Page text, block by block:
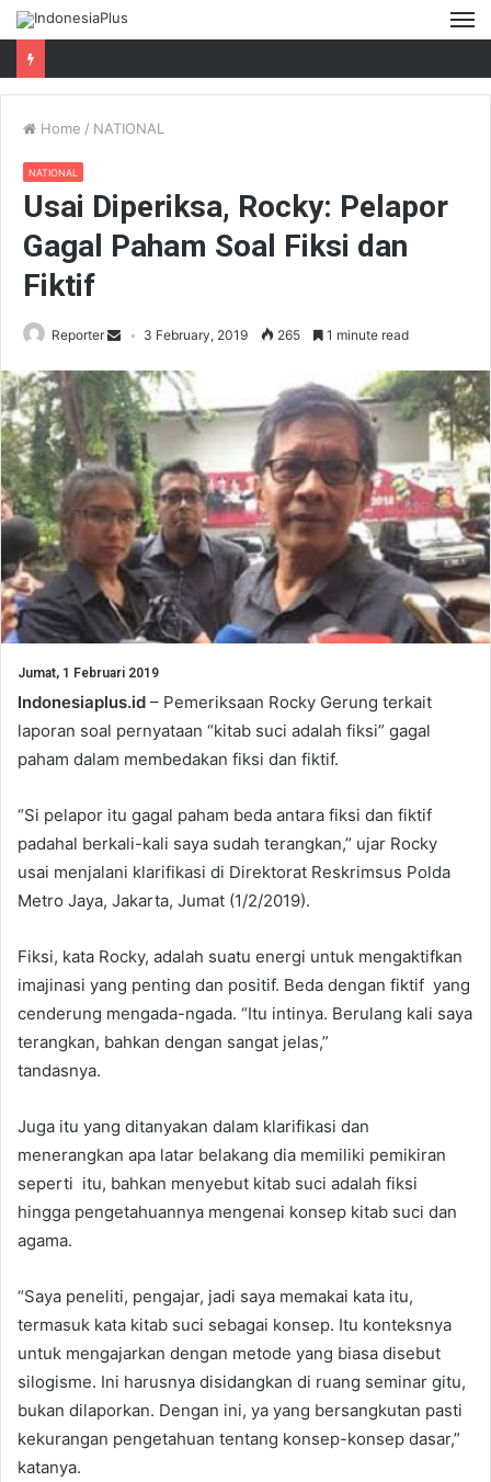
Home / NATIONAL
NATIONAL
Usai Diperiksa, Rocky: Pelapor
Gagal Paham Soal Fiksi dan
Fiktif
Reporter 3 February, 2019 265 1 minute read
Jumat, 1 Februari 2019
Indonesiaplus.id – Pemeriksaan Rocky Gerung terkait
laporan soal pernyataan “kitab suci adalah fiksi” gagal
paham dalam membedakan fiksi dan fiktif.
“Si pelapor itu gagal paham beda antara fiksi dan fiktif
padahal berkali-kali saya sudah terangkan,” ujar Rocky
usai menjalani klarifikasi di Direktorat Reskrimsus Polda
Metro Jaya, Jakarta, Jumat (1/2/2019).
Fiksi, kata Rocky, adalah suatu energi untuk mengaktifkan
imajinasi yang penting dan positif. Beda dengan fiktif yang
cenderung mengada-ngada. “Itu intinya. Berulang kali saya
terangkan, bahkan dengan sangat jelas,”
tandasnya.
Juga itu yang ditanyakan dalam klarifikasi dan
menerangkan apa latar belakang dia memiliki pemikiran
seperti itu, bahkan menyebut kitab suci adalah fiksi
hingga pengetahuannya mengenai konsep kitab suci dan
agama.
“Saya peneliti, pengajar, jadi saya memakai kata itu,
termasuk kata kitab suci sebagai konsep. Itu konteksnya
untuk mengajarkan dengan metode yang biasa disebut
silogisme. Ini harusnya disidangkan di ruang seminar gitu,
bukan dilaporkan. Dengan ini, ya yang bersangkutan pasti
kekurangan pengetahuan tentang konsep-konsep dasar,”
katanya.